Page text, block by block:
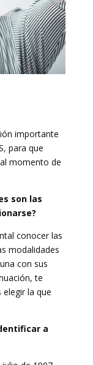
importante
para que
momento de
son las
conocer las
modalidades
con sus
te
elegir la que
a